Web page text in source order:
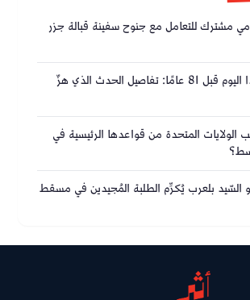
مشترك للتعامل مع جنوح سفينة قبالة جزر
في مثل هذا اليوم قبل 81 عامًا: تفاصيل الحدث الذي هزّ
المتحدة من قواعدها الرئيسية في
السّيد بلعرب يُكرِّم الطلبة المُجيدين في مسقط